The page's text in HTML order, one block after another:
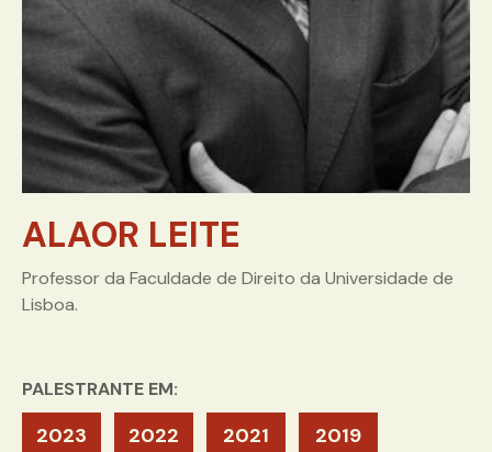
ALAOR LEITE
Professor da Faculdade de Direito da Universidade de
Lisboa.
PALESTRANTE EM:
2023 2022 2021 2019